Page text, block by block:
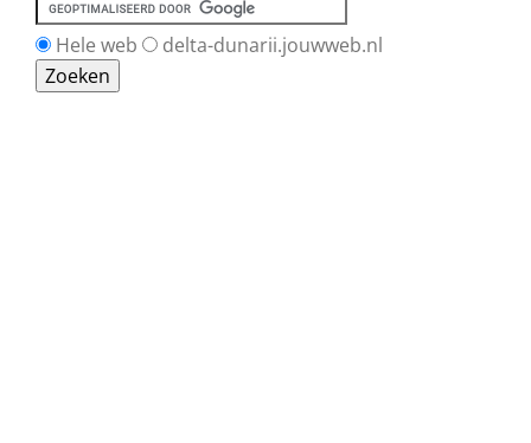
Hele web delta-dunarii.jouwweb.nl